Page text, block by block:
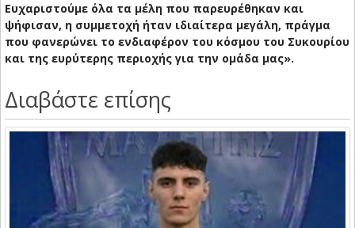
Ευχαριστούμε όλα τα μέλη που παρευρέθηκαν και
ψήφισαν, η συμμετοχή ήταν ιδιαίτερα μεγάλη, πράγμα
που φανερώνει το ενδιαφέρον του κόσμου του Συκουρίου
και της ευρύτερης περιοχής για την ομάδα μας».
Διαβάστε επίσης